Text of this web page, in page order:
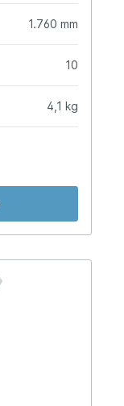
1.760 mm
10
4,1 kg